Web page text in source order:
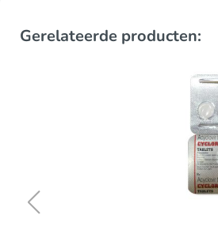
Gerelateerde producten: